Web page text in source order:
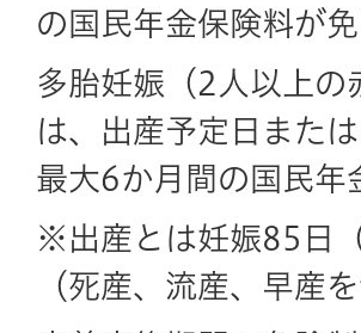
の国民年金保険料が
多胎妊娠（2人以上の
は、出産予定日また
最大6か月間の国民年
※出産とは妊娠85日
（死産、流産、早産